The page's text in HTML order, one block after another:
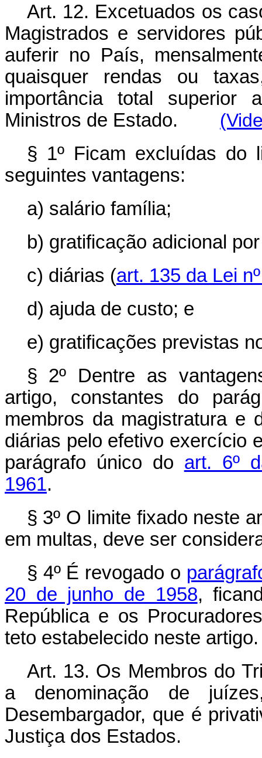
Art. 12. Excetuados os
Magistrados e servidores
auferir no País,
quaisquer rendas ou
importância total superior
Ministros de Estado.
§ 1º Ficam excluídas do
seguintes vantagens:
a) salário família;
b) gratificação adicional
c) diárias (art. 135 da Lei
d) ajuda de custo; e
e) gratificações previstas
§ 2º Dentre as
artigo, constantes do
membros da magistratura e
diárias pelo efetivo exercício
parágrafo único do art. 6º
1961.
§ 3º O limite fixado neste
em multas, deve ser
§ 4º É revogado o
20 de junho de 1958,
República e os
teto estabelecido neste artigo.
Art. 13. Os Membros do
a denominação de
Desembargador, que é
Justiça dos Estados.